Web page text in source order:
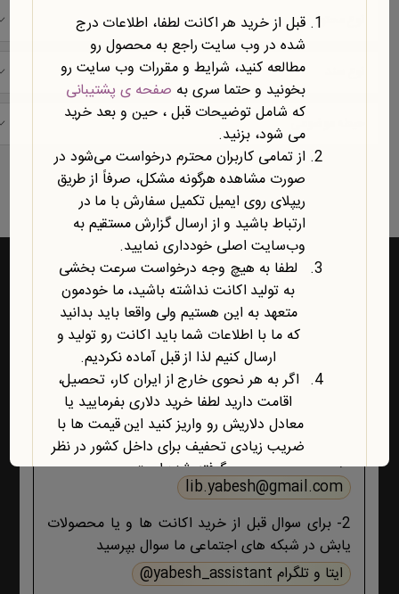
نوع محتوا
نمایش یک نتیجه
راه‌های ارتباط با یابش
1- برای پشتیبانی اکانت ها و فروشگاه ، حتما و حتما
ابتدا تمام اطلاعات محصول، صفحه پشتیبانی و پیام
های ایمیلی ،تکمیل سفارش و ثبت سفارش را مطالعه
کنید اگر هیچ جوابی برای مشکل شما نبود آنگاه ایمیل
بزنید :
lib.yabesh@gmail.com
2- برای سوال قبل از خرید اکانت ها و یا محصولات
یابش در شبکه های اجتماعی ما سوال بپرسید
ایتا و تلگرام yabesh_assistant@
قبل از خرید هر اکانت لطفا، اطلاعات درج
شده در وب سایت راجع به محصول رو
مطالعه کنید، شرایط و مقررات وب سایت رو
بخونید و حتما سری به صفحه ی پشتیبانی
که شامل توضیحات قبل ، حین و بعد خرید
می شود، بزنید.
از تمامی کاربران محترم درخواست می‌شود در
صورت مشاهده هرگونه مشکل، صرفاً از طریق
ریپلای روی ایمیل تکمیل سفارش با ما در
ارتباط باشید و از ارسال گزارش مستقیم به
وب‌سایت اصلی خودداری نمایید.
لطفا به هیچ وجه درخواست سرعت بخشی
به تولید اکانت نداشته باشید، ما خودمون
متعهد به این هستیم ولی واقعا باید بدانید
که ما با اطلاعات شما باید اکانت رو تولید و
ارسال کنیم لذا از قبل آماده نکردیم.
اگر به هر نحوی خارج از ایران کار، تحصیل،
اقامت دارید لطفا خرید دلاری بفرمایید یا
معادل دلاریش رو واریز کنید این قیمت ها با
ضریب زیادی تحفیف برای داخل کشور در نظر
گرفته شده است.
آخرین محصول اضافه شده به فروشگاه
امبیس AI است.
روش ارتباط با ما در پایین صفحات یابش
درچ شده است، مطابق موضوع با ما تماس
بگیرید. با تشکر